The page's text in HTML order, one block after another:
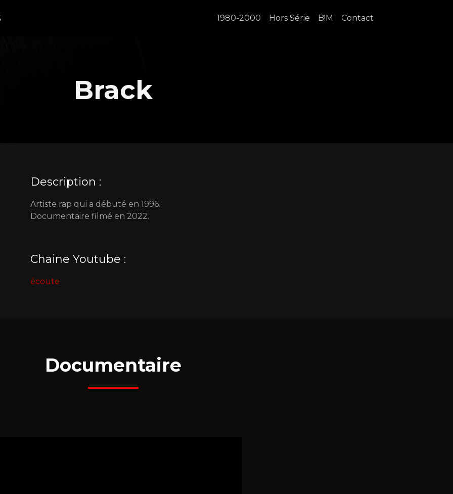
1980-2000 Hors Série B!M Contact
Brack
Description :
Artiste rap qui a débuté en 1996.
Documentaire filmé en 2022.
Chaine Youtube :
écoute
Documentaire